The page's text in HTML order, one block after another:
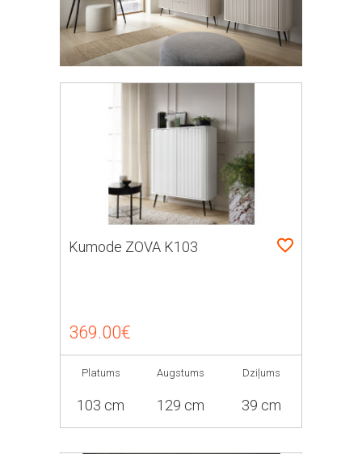
Kumode ZOVA K103
369.00€
Platums
103 cm
Augstums
129 cm
Dziļums
39 cm